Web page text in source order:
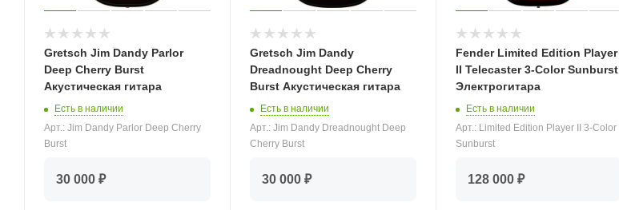
Gretsch Jim Dandy Parlor
Deep Cherry Burst
Акустическая гитара
Есть в наличии
Арт.: Jim Dandy Parlor Deep Cherry
Burst
30 000 ₽
Gretsch Jim Dandy
Dreadnought Deep Cherry
Burst Акустическая гитара
Есть в наличии
Арт.: Jim Dandy Dreadnought Deep
Cherry Burst
30 000 ₽
Fender Limited Edition Player
II Telecaster 3-Color Sunburst
Электрогитара
Есть в наличии
Арт.: Limited Edition Player II 3-Color
Sunburst
128 000 ₽